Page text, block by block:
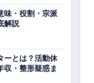
味・役割・宗派
解説
ーとは？活動休
収・整形疑惑ま